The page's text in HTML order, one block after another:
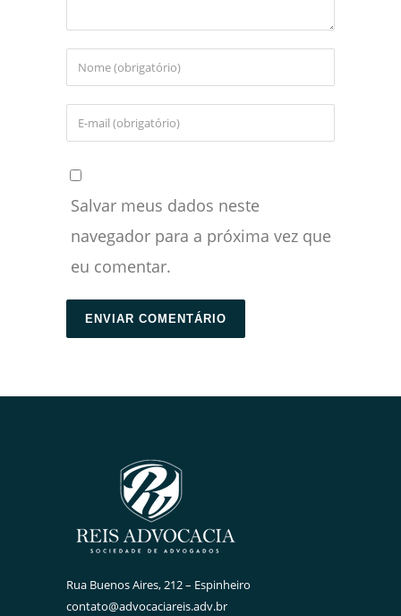
Salvar meus dados neste
navegador para a próxima vez que
eu comentar.
Rua Buenos Aires, 212 – Espinheiro
contato@advocaciareis.adv.br